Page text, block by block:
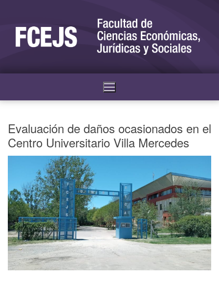
Evaluación de daños ocasionados en el
Centro Universitario Villa Mercedes